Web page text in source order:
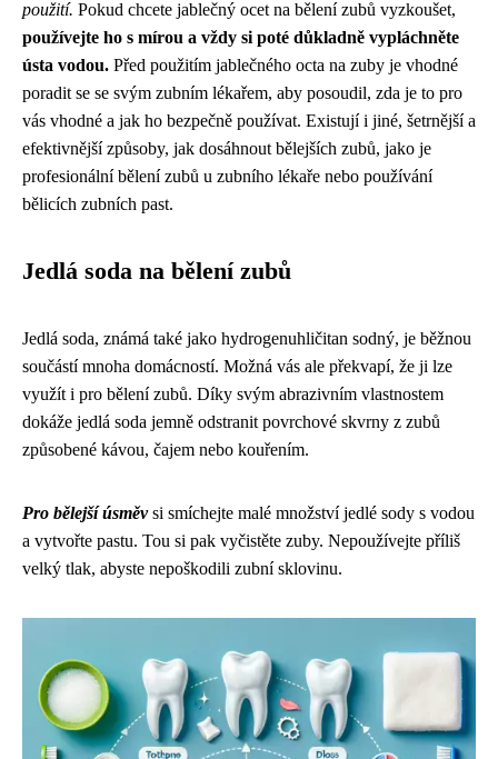
použití. Pokud chcete jablečný ocet na bělení zubů vyzkoušet,
používejte ho s mírou a vždy si poté důkladně vypláchněte
ústa vodou. Před použitím jablečného octa na zuby je vhodné
poradit se se svým zubním lékařem, aby posoudil, zda je to pro
vás vhodné a jak ho bezpečně používat. Existují i ​​​​jiné, šetrnější a
efektivnější způsoby, jak dosáhnout bělejších zubů, jako je
profesionální bělení zubů u zubního lékaře nebo používání
bělicích zubních past.
Jedlá soda na bělení zubů
Jedlá soda, známá také jako hydrogenuhličitan sodný, je běžnou
součástí mnoha domácností. Možná vás ale překvapí, že ji lze
využít i pro bělení zubů. Díky svým abrazivním vlastnostem
dokáže jedlá soda jemně odstranit povrchové skvrny z zubů
způsobené kávou, čajem nebo kouřením.
Pro bělejší úsměvsi smíchejte malé množství jedlé sody s vodou
a vytvořte pastu. Tou si pak vyčistěte zuby. Nepoužívejte příliš
velký tlak, abyste nepoškodili zubní sklovinu.